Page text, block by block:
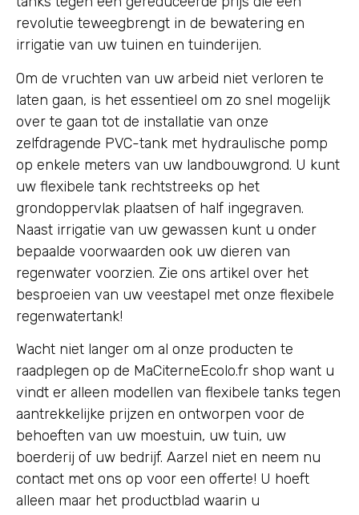
revolutie teweegbrengt in de bewatering en
irrigatie van uw tuinen en tuinderijen.
Om de vruchten van uw arbeid niet verloren te
laten gaan, is het essentieel om zo snel mogelijk
over te gaan tot de installatie van onze
zelfdragende PVC-tank met hydraulische pomp
op enkele meters van uw landbouwgrond. U kunt
uw flexibele tank rechtstreeks op het
grondoppervlak plaatsen of half ingegraven.
Naast irrigatie van uw gewassen kunt u onder
bepaalde voorwaarden ook uw dieren van
regenwater voorzien. Zie ons artikel over het
besproeien van uw veestapel met onze flexibele
regenwatertank!
Wacht niet langer om al onze producten te
raadplegen op de MaCiterneEcolo.fr shop want u
vindt er alleen modellen van flexibele tanks tegen
aantrekkelijke prijzen en ontworpen voor de
behoeften van uw moestuin, uw tuin, uw
boerderij of uw bedrijf. Aarzel niet en neem nu
contact met ons op voor een offerte! U hoeft
alleen maar het productblad waarin u